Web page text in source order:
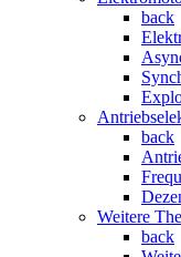
back
back
Weitere
back